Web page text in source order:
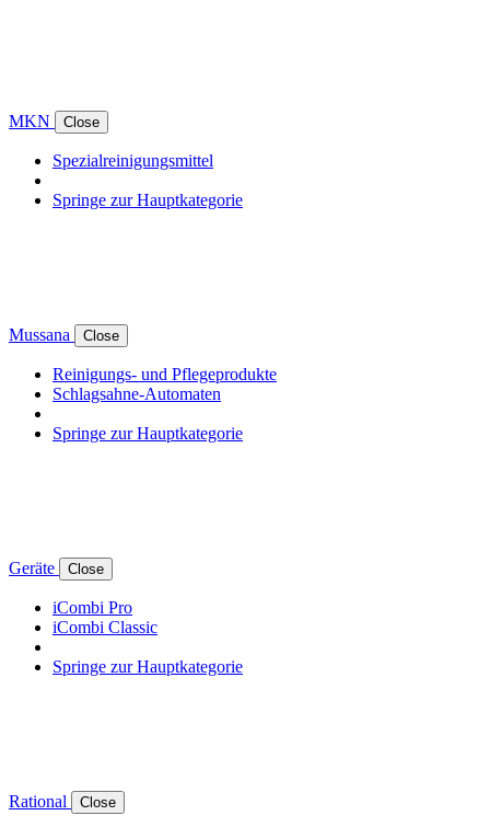
MKN Close
Spezialreinigungsmittel
Springe zur Hauptkategorie
Mussana Close
Reinigungs- und Pflegeprodukte
Schlagsahne-Automaten
Springe zur Hauptkategorie
Geräte Close
iCombi Pro
iCombi Classic
Springe zur Hauptkategorie
Rational Close